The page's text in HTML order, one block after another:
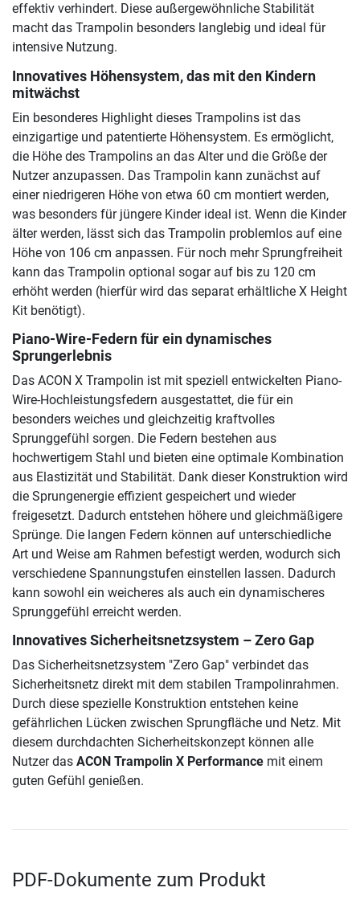
effektiv verhindert. Diese außergewöhnliche Stabilität
macht das Trampolin besonders langlebig und ideal für
intensive Nutzung.
Innovatives Höhensystem, das mit den Kindern
mitwächst
Ein besonderes Highlight dieses Trampolins ist das
einzigartige und patentierte Höhensystem. Es ermöglicht,
die Höhe des Trampolins an das Alter und die Größe der
Nutzer anzupassen. Das Trampolin kann zunächst auf
einer niedrigeren Höhe von etwa 60 cm montiert werden,
was besonders für jüngere Kinder ideal ist. Wenn die Kinder
älter werden, lässt sich das Trampolin problemlos auf eine
Höhe von 106 cm anpassen. Für noch mehr Sprungfreiheit
kann das Trampolin optional sogar auf bis zu 120 cm
erhöht werden (hierfür wird das separat erhältliche X Height
Kit benötigt).
Piano-Wire-Federn für ein dynamisches
Sprungerlebnis
Das ACON X Trampolin ist mit speziell entwickelten Piano-
Wire-Hochleistungsfedern ausgestattet, die für ein
besonders weiches und gleichzeitig kraftvolles
Sprunggefühl sorgen. Die Federn bestehen aus
hochwertigem Stahl und bieten eine optimale Kombination
aus Elastizität und Stabilität. Dank dieser Konstruktion wird
die Sprungenergie effizient gespeichert und wieder
freigesetzt. Dadurch entstehen höhere und gleichmäßigere
Sprünge. Die langen Federn können auf unterschiedliche
Art und Weise am Rahmen befestigt werden, wodurch sich
verschiedene Spannungstufen einstellen lassen. Dadurch
kann sowohl ein weicheres als auch ein dynamischeres
Sprunggefühl erreicht werden.
Innovatives Sicherheitsnetzsystem – Zero Gap
Das Sicherheitsnetzsystem "Zero Gap" verbindet das
Sicherheitsnetz direkt mit dem stabilen Trampolinrahmen.
Durch diese spezielle Konstruktion entstehen keine
gefährlichen Lücken zwischen Sprungfläche und Netz. Mit
diesem durchdachten Sicherheitskonzept können alle
Nutzer das ACON Trampolin X Performance mit einem
guten Gefühl genießen.
PDF-Dokumente zum Produkt